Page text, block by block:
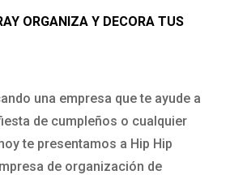
ORGANIZA Y DECORA TUS
una empresa que te ayude a
de cumpleños o cualquier
te presentamos a Hip Hip
de organización de